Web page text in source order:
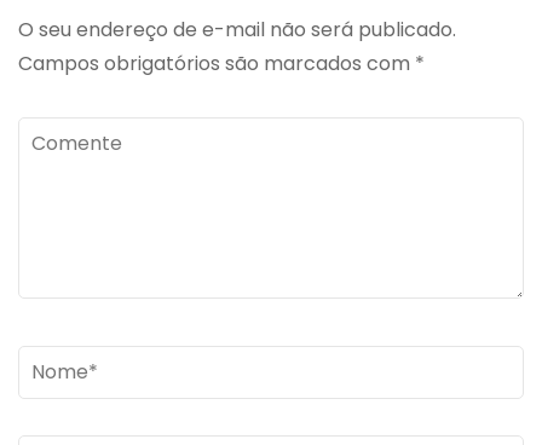
O seu endereço de e-mail não será publicado.
Campos obrigatórios são marcados com *
Comente
Name*